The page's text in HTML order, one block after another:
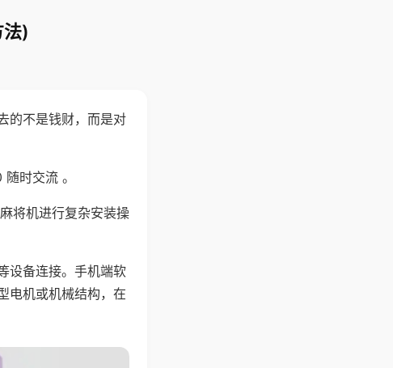
)
的不是钱财，而是对
时交流 。
将机进行复杂安装操
设备连接。手机端软
电机或机械结构，在